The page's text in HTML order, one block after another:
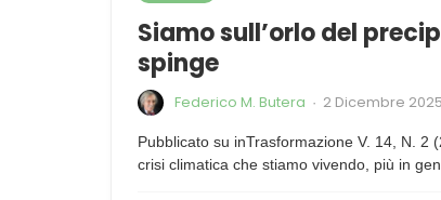
Siamo sull’orlo del
spinge
Federico M. Butera · 2 Dicembre 2025
Pubblicato su inTrasformazione V. 14, N. 2
crisi climatica che stiamo vivendo, più in